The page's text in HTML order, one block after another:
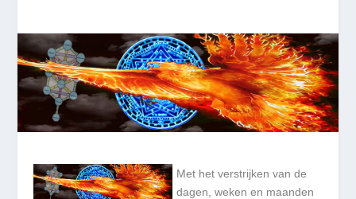
Met het verstrijken van de
dagen, weken en maanden